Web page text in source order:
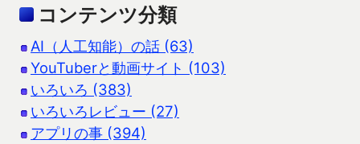
コンテンツ分類
AI（人工知能）の話 (63)
YouTuberと動画サイト (103)
いろいろ (383)
いろいろレビュー (27)
アプリの事 (394)